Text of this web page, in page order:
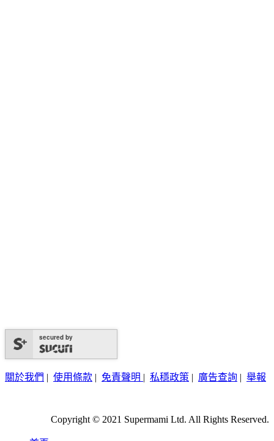
secured by
關於我們 | 使用條款 | 免責聲明 | 私穩政策 | 廣告查詢 | 舉報
Copyright © 2021 Supermami Ltd. All Rights Reserved.